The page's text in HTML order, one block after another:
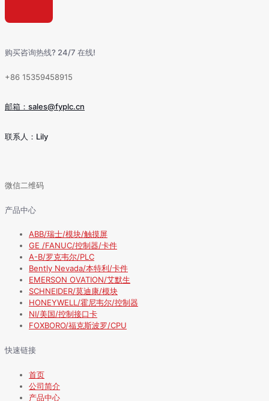
购买咨询热线? 24/7 在线!
+86 15359458915
邮箱：sales@fyplc.cn
联系人：Lily
微信二维码
产品中心
ABB/瑞士/模块/触摸屏
GE /FANUC/控制器/卡件
A-B/罗克韦尔/PLC
Bently Nevada/本特利/卡件
EMERSON OVATION/艾默生
SCHNEIDER/莫迪康/模块
HONEYWELL/霍尼韦尔/控制器
NI/美国/控制接口卡
FOXBORO/福克斯波罗/CPU
快速链接
首页
公司简介
产品中心